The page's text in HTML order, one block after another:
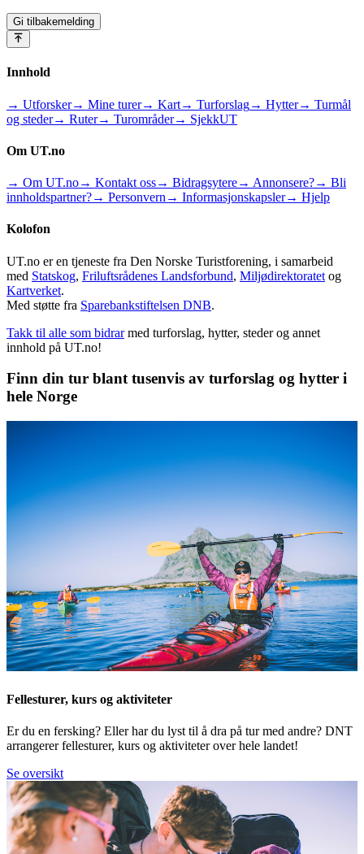
Gi tilbakemelding
Innhold
→ Utforsker→ Mine turer→ Kart→ Turforslag→ Hytter→ Turmål
og steder→ Ruter→ Turområder→ SjekkUT
Om UT.no
→ Om UT.no→ Kontakt oss→ Bidragsytere→ Annonsere?→ Bli
innholdspartner?→ Personvern → Informasjonskapsler→ Hjelp
Kolofon
UT.no er en tjeneste fra Den Norske Turistforening, i samarbeid
med Statskog, Friluftsrådenes Landsforbund, Miljødirektoratet og
Kartverket.
Med støtte fra Sparebankstiftelsen DNB.
Takk til alle som bidrar med turforslag, hytter, steder og annet
innhold på UT.no!
Finn din tur blant tusenvis av turforslag og hytter i
hele Norge
Fellesturer, kurs og aktiviteter
Er du en fersking? Eller har du lyst til å dra på tur med andre? DNT
arrangerer fellesturer, kurs og aktiviteter over hele landet!
Se oversikt